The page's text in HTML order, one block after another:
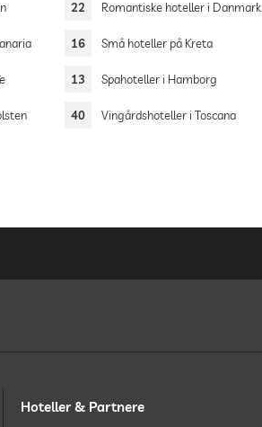
22 Romantiske hoteller i Danmark
16 Små hoteller på Kreta
13 Spahoteller i Hamborg
40 Vingårdshoteller i Toscana
Hoteller & Partnere